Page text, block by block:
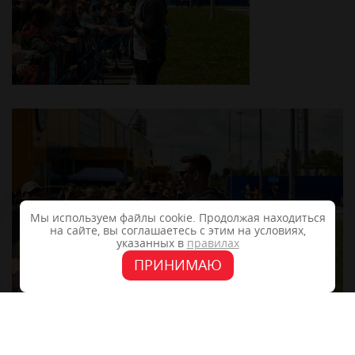
Мы используем файлы cookie. Продолжая находиться
на сайте, вы соглашаетесь с этим на условиях,
указанных в правилах
ПРИНИМАЮ